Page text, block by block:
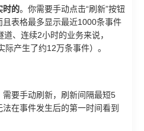
时的。你需要手动点击“刷新”按钮
且表格最多显示最近1000条事件
、连续2小时的业务来说，
产生了约12万条事件）。
需要手动刷新，刷新间隔最短5
在事件发生后的第一时间看到